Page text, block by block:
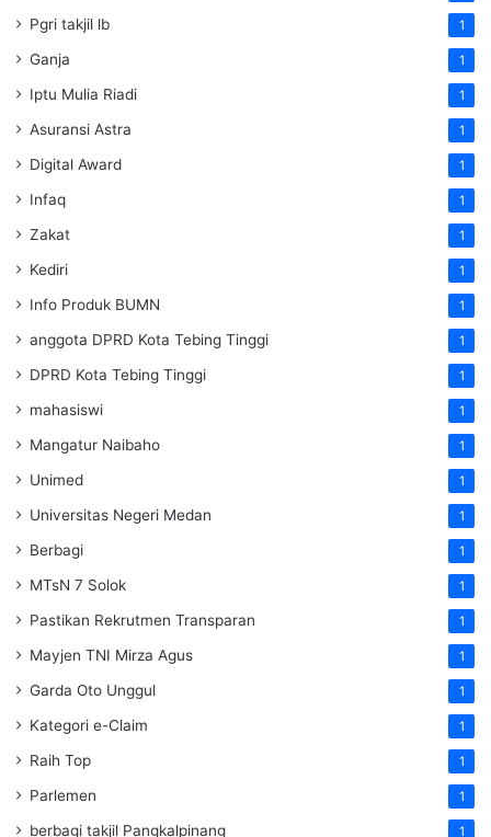
Pgri takjil lb 1
Ganja 1
Iptu Mulia Riadi 1
Asuransi Astra 1
Digital Award 1
Infaq 1
Zakat 1
Kediri 1
Info Produk BUMN 1
anggota DPRD Kota Tebing Tinggi 1
DPRD Kota Tebing Tinggi 1
mahasiswi 1
Mangatur Naibaho 1
Unimed 1
Universitas Negeri Medan 1
Berbagi 1
MTsN 7 Solok 1
Pastikan Rekrutmen Transparan 1
Mayjen TNI Mirza Agus 1
Garda Oto Unggul 1
Kategori e-Claim 1
Raih Top 1
Parlemen 1
berbagi takjil Pangkalpinang 1